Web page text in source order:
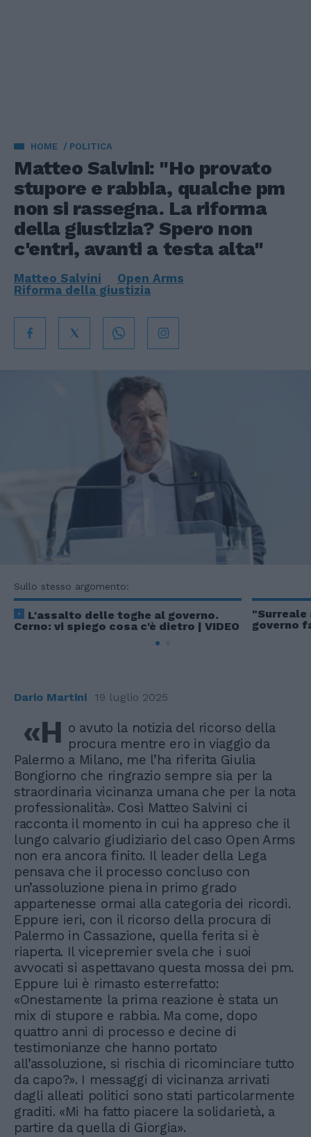
HOME POLITICA
Matteo Salvini: "Ho provato
stupore e rabbia, qualche pm
non si rassegna. La riforma
della giustizia? Spero non
c'entri, avanti a testa alta"
Matteo Salvini
Open Arms
Riforma della giustizia
Sullo stesso argomento:
L'assalto delle toghe al governo.
Cerno: vi spiego cosa c'è dietro | VIDEO
governo
Dario Martini 19 luglio 2025
«H o avuto la notizia del ricorso della
procura mentre ero in viaggio da
Palermo a Milano, me l’ha riferita Giulia
Bongiorno che ringrazio sempre sia per la
straordinaria vicinanza umana che per la nota
professionalità». Così Matteo Salvini ci
racconta il momento in cui ha appreso che il
lungo calvario giudiziario del caso Open Arms
non era ancora finito. Il leader della Lega
pensava che il processo concluso con
un’assoluzione piena in primo grado
appartenesse ormai alla categoria dei ricordi.
Eppure ieri, con il ricorso della procura di
Palermo in Cassazione, quella ferita si è
riaperta. Il vicepremier svela che i suoi
avvocati si aspettavano questa mossa dei pm.
Eppure lui è rimasto esterrefatto:
«Onestamente la prima reazione è stata un
mix di stupore e rabbia. Ma come, dopo
quattro anni di processo e decine di
testimonianze che hanno portato
all’assoluzione, si rischia di ricominciare tutto
da capo?». I messaggi di vicinanza arrivati
dagli alleati politici sono stati particolarmente
graditi. «Mi ha fatto piacere la solidarietà, a
partire da quella di Giorgia».